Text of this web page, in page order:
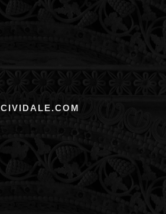
CIVIDALE.COM